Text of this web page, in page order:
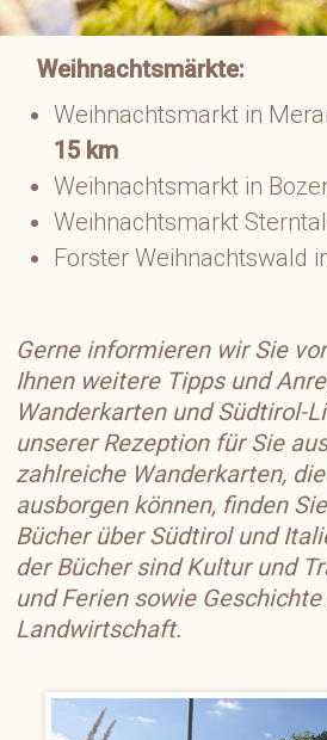
Weihnachtsmärkte:
Weihnachtsmarkt in
15 km
Weihnachtsmarkt in
Weihnachtsmarkt
Forster Weihnachtswald
Gerne informieren wir Sie
Ihnen weitere Tipps und
Wanderkarten und Südtirol-
unserer Rezeption für Sie
zahlreiche Wanderkarten,
ausborgen können, finden
Bücher über Südtirol und
der Bücher sind Kultur und
und Ferien sowie Geschichte
Landwirtschaft.